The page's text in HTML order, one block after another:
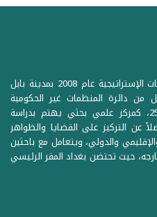
تأسس مركز حمورابي للبحوث والدراسات الإستراتيجية عام 2008 بمدينة بابل
دائرة المنظمات غير الحكومية
المرقمة ((1Z71874 بتاريخ 25/12/2012، كمركز علمي بحثي يهتم بدراسة
عن التركيز على القضايا والظواهر
والدولي، ويتعامل مع باحثين
حيث تحتضن بغداد المقر الرئيسي